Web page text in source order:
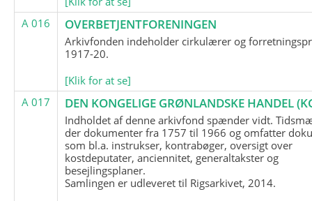
A 016
OVERBETJENTFORENINGEN
Arkivfonden indeholder cirkulærer og
1917-20.
[Klik for at se]
A 017
DEN KONGELIGE GRØNLANDSKE HANDEL
Indholdet af denne arkivfond spænder vidt.
der dokumenter fra 1757 til 1966 og omfatter
som bl.a. instrukser, kontrabøger, oversigt over
kostdeputater, anciennitet, generaltakster og
besejlingsplaner.
Samlingen er udleveret til Rigsarkivet, 2014.